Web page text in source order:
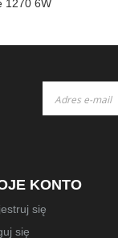
1270 6W
nasz
KONTO
się
się